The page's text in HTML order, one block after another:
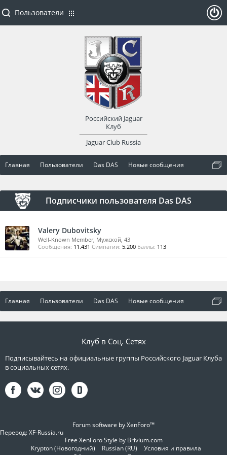
Главная Пользователи Das DAS Новые сообщения
Подписчики пользователя Das DAS
Valery Dubovitsky
Well-Known Member, Мужской, 43
Сообщения: 11.431 Симпатии: 5.200 Баллы: 113
Главная Пользователи Das DAS Новые сообщения
Пользователи
Российский Jaguar
Клуб
Jaguar Club Russia
оват
Клуб в Соц. Сетях
Подписывайтесь на официальные группы Российского Jaguar Клуба
в социальных сетях.
Forum software by XenForo™
Перевод:XF-Russia.ru
Free XenForo Style by Brivium.com
Krypton (Новогодний)
Russian (RU)
Условия и правила